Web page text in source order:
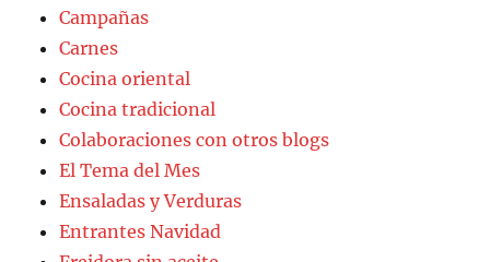
Campañas
Carnes
Cocina oriental
Cocina tradicional
Colaboraciones con otros blogs
El Tema del Mes
Ensaladas y Verduras
Entrantes Navidad